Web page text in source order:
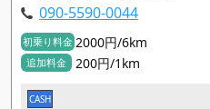
090-5590-0044
初乗り料金 2000円/6km
追加料金 200円/1km
CASH